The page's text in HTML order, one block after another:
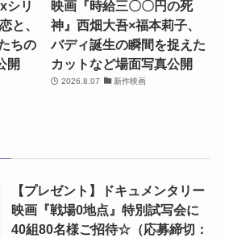
シリ
と、
ちの
開
映画『時給三〇〇円の死
神』西畑大吾×福本莉子、
バディ誕生の瞬間を捉えた
カットなど場面写真公開
2026.8.07 新作映画
【プレゼント】ドキュメンタリー
映画『戦場0地点』特別試写会に
40組80名様ご招待☆（応募締切：